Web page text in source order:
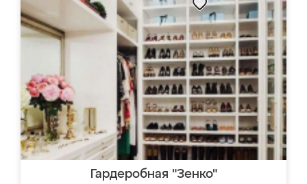
Гардеробная "Зенко"